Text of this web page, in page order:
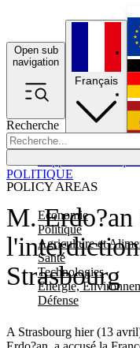
Open sub
navigation
Recherche
POLICY AREAS
Economie
Politique
Agriculture et
Santé
Technologies
Energie,
Défense
Français
M. Erdo?an
Strasbourg
A Strasbourg hier (13
POLITIQUE